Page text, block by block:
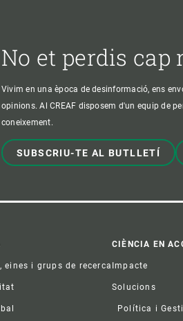
No et perdis cap
Vivim en una època de desinformació, ens
opinions. Al CREAF disposem d'un equip de
coneixement.
SUBSCRIU-TE AL BUTLLETÍ
eines i grups de recerca
CIÈNCIA EN
Impacte
Solucions
Política i